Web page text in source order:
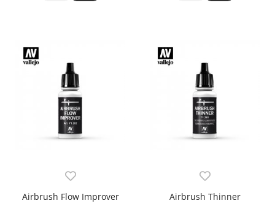
Airbrush Flow Improver Airbrush Thinner